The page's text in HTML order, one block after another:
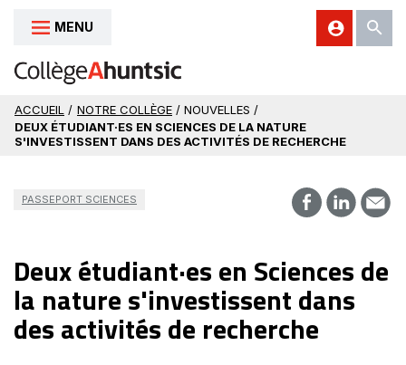
Aller au contenu
MENU
ACCUEIL / NOTRE COLLÈGE / NOUVELLES /
DEUX ÉTUDIANT·ES EN SCIENCES DE LA NATURE
S'INVESTISSENT DANS DES ACTIVITÉS DE RECHERCHE
PASSEPORT SCIENCES
Deux étudiant·es en Sciences de
la nature s'investissent dans
des activités de recherche